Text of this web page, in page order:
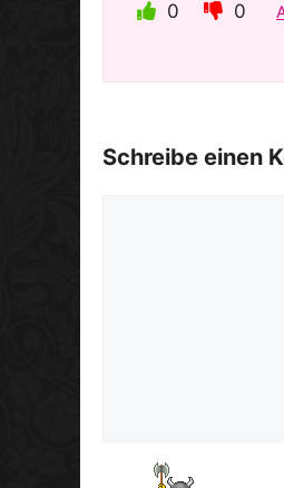
0 0
Schreibe einen